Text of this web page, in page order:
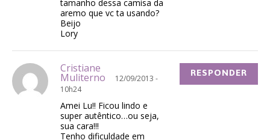
tamanho dessa camisa da
aremo que vc ta usando?
Beijo
Lory
Cristiane
Muliterno
12/09/2013 -
10h24
Amei Lu!! Ficou lindo e
super autêntico…ou seja,
sua cara!!!
Tenho dificuldade em
RESPONDER